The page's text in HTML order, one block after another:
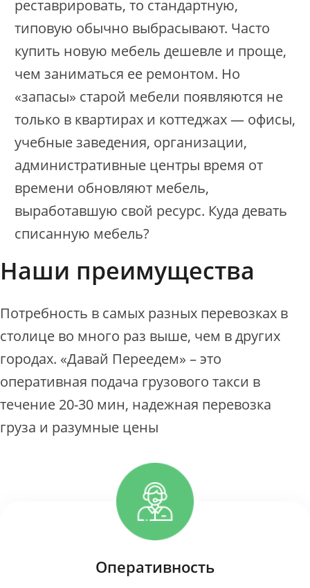
реставрировать, то стандартную,
типовую обычно выбрасывают. Часто
купить новую мебель дешевле и проще,
чем заниматься ее ремонтом. Но
«запасы» старой мебели появляются не
только в квартирах и коттеджах — офисы,
учебные заведения, организации,
административные центры время от
времени обновляют мебель,
выработавшую свой ресурс. Куда девать
списанную мебель?
Наши преимущества
Потребность в самых разных перевозках в
столице во много раз выше, чем в других
городах. «Давай Переедем» – это
оперативная подача грузового такси в
течение 20-30 мин, надежная перевозка
груза и разумные цены
Оперативность